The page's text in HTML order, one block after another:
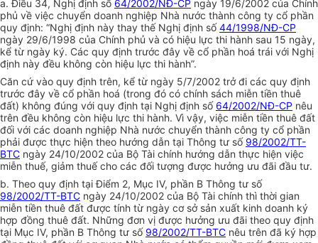
a. Điều 34, Nghị định số 64/2002/NĐ-CP ngày 19/6/2002 của Chính
phủ về việc chuyển doanh nghiệp Nhà nước thành công ty cổ phần
quy định: “Nghị định này thay thế Nghị định số44/1998/NĐ-CP
ngày 29/6/1998 của Chính phủ và có hiệu lực thi hành sau 15 ngày,
kể từ ngày ký. Các quy định trước đây về cổ phần hoá trái với Nghị
định này đều không còn hiệu lực thi hành”.
Căn cứ vào quy định trên, kể từ ngày 5/7/2002 trở đi các quy định
trước đây về cổ phần hoá (trong đó có chính sách miễn tiền thuê
đất) không đúng với quy định tại Nghị định số 64/2002/NĐ-CP nêu
trên đều không còn hiệu lực thi hành. Vì vậy, việc miễn tiền thuê đất
đối với các doanh nghiệp Nhà nước chuyển thành công ty cổ phần
phải được thực hiện theo hướng dẫn tại Thông tư số 98/2002/TT-
BTC ngày 24/10/2002 của Bộ Tài chính hướng dẫn thực hiện việc
miễn thuế, giảm thuế cho các đối tượng được hưởng ưu đãi đầu tư.
b. Theo quy định tại Điểm 2, Mục IV, phần B Thông tư số
98/2002/TT-BTC ngày 24/10/2002 của Bộ Tài chính thì thời gian
miễn tiền thuê đất được tính từ ngày cơ sở sản xuất kinh doanh ký
hợp đồng thuê đất. Những đơn vị được hưởng ưu đãi theo quy định
tại Mục IV, phần B Thông tư số 98/2002/TT-BTC nêu trên đã ký hợp